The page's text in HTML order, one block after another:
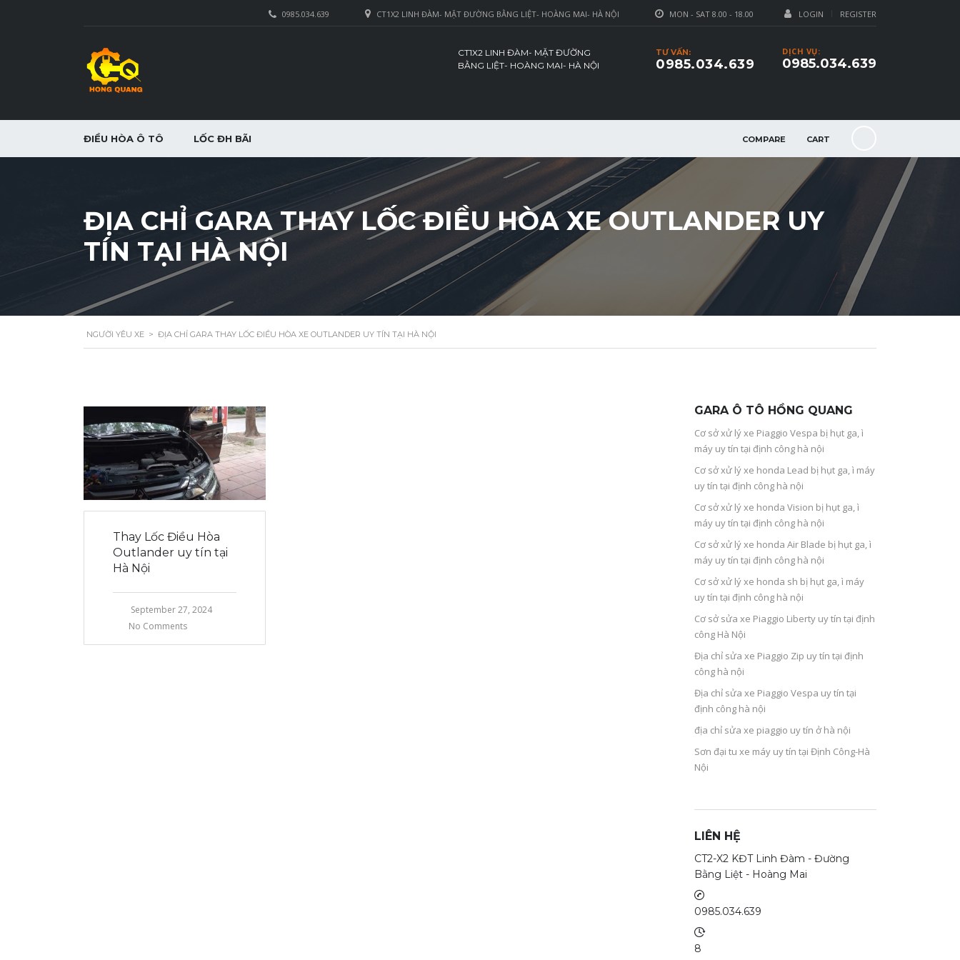
LOGIN REGISTER
MON - SAT 8.00 - 18.00
CT1X2 LINH ĐÀM- MẶT ĐƯỜNG BẰNG LIỆT- HOÀNG MAI- HÀ NỘI
0985.034.639
DỊCH VỤ:
0985.034.639
TƯ VẤN:
0985.034.639
CT1X2 LINH ĐÀM- MẶT ĐƯỜNG
BẰNG LIỆT- HOÀNG MAI- HÀ NỘI
COMPARE CART
ĐIỀU HÒA Ô TÔ LỐC ĐH BÃI
ĐỊA CHỈ GARA THAY LỐC ĐIỀU HÒA XE OUTLANDER UY
TÍN TẠI HÀ NỘI
NGƯỜI YÊU XE > ĐỊA CHỈ GARA THAY LỐC ĐIỀU HÒA XE OUTLANDER UY TÍN TẠI HÀ NỘI
Thay Lốc Điều Hòa
Outlander uy tín tại
Hà Nội
September 27, 2024
No Comments
GARA Ô TÔ HỒNG QUANG
Cơ sở xử lý xe Piaggio Vespa bị hụt ga, ì
máy uy tín tại định công hà nội
Cơ sở xử lý xe honda Lead bị hụt ga, ì máy
uy tín tại định công hà nội
Cơ sở xử lý xe honda Vision bị hụt ga, ì
máy uy tín tại định công hà nội
Cơ sở xử lý xe honda Air Blade bị hụt ga, ì
máy uy tín tại định công hà nội
Cơ sở xử lý xe honda sh bị hụt ga, ì máy
uy tín tại định công hà nội
Cơ sở sửa xe Piaggio Liberty uy tín tại định
công Hà Nội
Địa chỉ sửa xe Piaggio Zip uy tín tại định
công hà nội
Địa chỉ sửa xe Piaggio Vespa uy tín tại
định công hà nội
địa chỉ sửa xe piaggio uy tín ở hà nội
Sơn đại tu xe máy uy tín tại Định Công-Hà
Nội
LIÊN HỆ
CT2-X2 KĐT Linh Đàm - Đường
Bằng Liệt - Hoàng Mai
0985.034.639
8